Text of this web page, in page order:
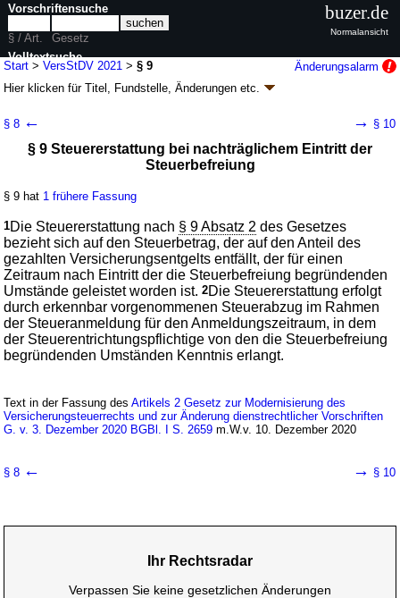
Start >VersStDV 2021 >§ 9
Änderungsalarm
Hier klicken fürTitel, Fundstelle, Änderungen etc.
Durchführungsverordnung (VersStDV 2021)
neugefasst durch B. v. 27.04.2021 BGBl. I S. 938
Geltung ab 01.01.1964; FNA: 611-15-1Besitz- und Verkehrsteuern,
3 weitere Fassungen |
B. Besteuerungsverfahren
II. Erstattung der Steuer
§ 8 ← → § 10
§ 9 Steuererstattung bei nachträglichem Eintritt der
Steuerbefreiung
§ 9 hat 1 frühere Fassung
1Die Steuererstattung nach § 9 Absatz 2 des Gesetzes
bezieht sich auf den Steuerbetrag, der auf den Anteil des
gezahlten Versicherungsentgelts entfällt, der für einen
Zeitraum nach Eintritt der die Steuerbefreiung begründenden
Umstände geleistet worden ist.2Die Steuererstattung erfolgt
durch erkennbar vorgenommenen Steuerabzug im Rahmen
der Steueranmeldung für den Anmeldungszeitraum, in dem
der Steuerentrichtungspflichtige von den die Steuerbefreiung
begründenden Umständen Kenntnis erlangt.
Text in der Fassung desArtikels 2 Gesetz zur Modernisierung des
Versicherungsteuerrechts und zur Änderung dienstrechtlicher Vorschriften
G. v. 3. Dezember 2020 BGBl. I S. 2659 m.W.v. 10. Dezember 2020
§ 8 ← → § 10
Ihr Rechtsradar
Verpassen Sie keine gesetzlichen Änderungen
Vorschriftensuche
§ / Art.
Gesetz
Volltextsuche
nur in VersStDV 2021
buzer.de
Normalansicht